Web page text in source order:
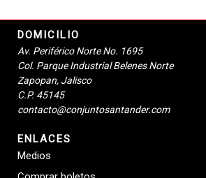
DOMICILIO
Av. Periférico Norte No. 1695
Col. Parque Industrial Belenes Norte
Zapopan, Jalisco
C.P. 45145
contacto@conjuntosantander.com
ENLACES
Medios